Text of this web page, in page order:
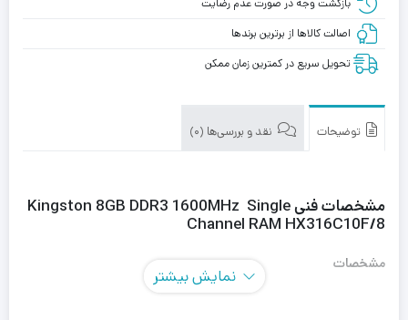
بازگشت وجه در صورت عدم رضایت
اصالت کالاها از برترین برندها
تحویل سریع در کمترین زمان ممکن
توضیحات نقد و بررسی‌ها (0)
مشخصات فنی Kingston 8GB DDR3 1600MHz Single
Channel RAM HX316C10F/8
مشخصات
نمایش بیشتر